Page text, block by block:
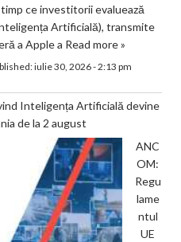
ce investitorii evaluează
Artificială), transmite
a Apple a Read more »
iulie 30, 2026 - 2:13 pm
Inteligența Artificială devine
de la 2 august
ANC
OM:
Regu
lame
ntul
UE